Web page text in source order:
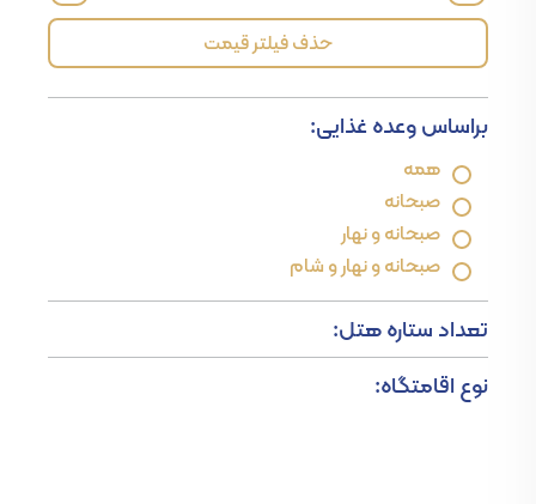
حذف فیلتر قیمت
براساس وعده غذایی:
همه
صبحانه
صبحانه و نهار
صبحانه و نهار و شام
تعداد ستاره هتل:
نوع اقامتگاه: